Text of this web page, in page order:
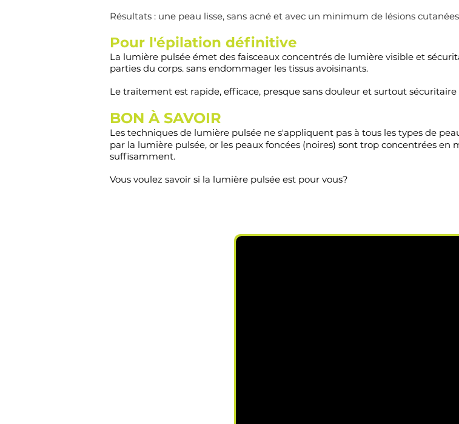
Résultats : une peau lisse, sans acné et avec un minimum de lésions
Pour l'épilation définitive
La lumière pulsée émet des faisceaux concentrés de lumière visible et
parties du corps. sans endommager les tissus avoisinants.
Le traitement est rapide, efficace, presque sans douleur et surtout sécuritaire
BON À SAVOIR
Les techniques de lumière pulsée ne s'appliquent pas à tous les types de
par la lumière pulsée, or les peaux foncées (noires) sont trop concentrées en
suffisamment.
Vous voulez savoir si la lumière pulsée est pour vous?